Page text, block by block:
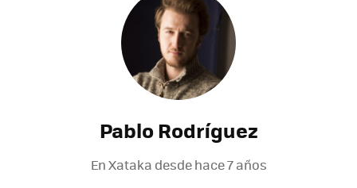
Pablo Rodríguez
En Xataka desdehace 7 años